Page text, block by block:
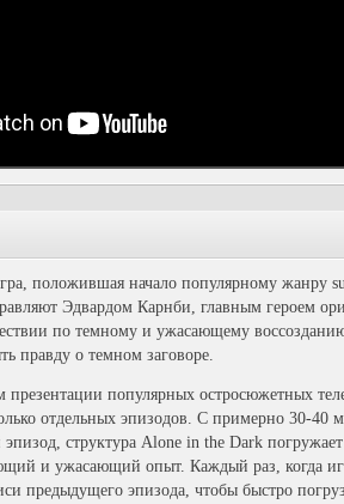
положившая начало популярному жанру
Эдвардом Карнби, главным героем
по темному и ужасающему
правду о темном заговоре.
презентации популярных остросюжетных
отдельных эпизодов. С примерно 30-40
структура Alone in the Dark погружает
и ужасающий опыт. Каждый раз, когда
предыдущего эпизода, чтобы быстро